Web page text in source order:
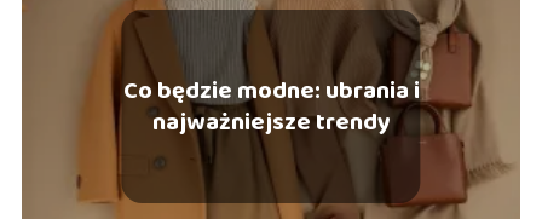
Co będzie modne: ubrania i
najważniejsze trendy